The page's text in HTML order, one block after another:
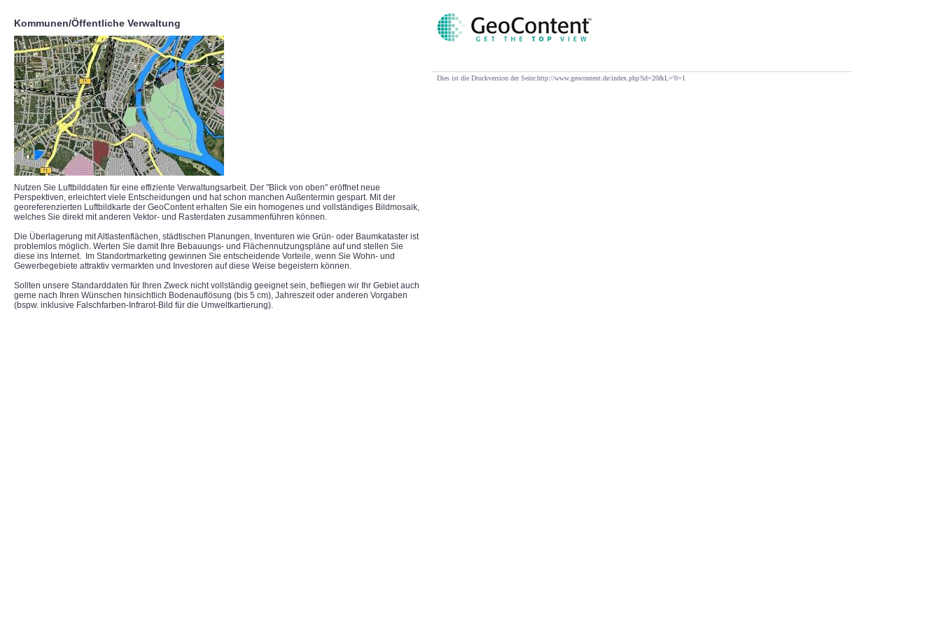
Kommunen/Öffentliche Verwaltung
Nutzen Sie Luftbilddaten für eine effiziente Verwaltungsarbeit. Der "Blick von oben" eröffnet neue
Perspektiven, erleichtert viele Entscheidungen und hat schon manchen Außentermin gespart. Mit der
georeferenzierten Luftbildkarte der GeoContent erhalten Sie ein homogenes und vollständiges Bildmosaik,
welches Sie direkt mit anderen Vektor- und Rasterdaten zusammenführen können.
Die Überlagerung mit Altlastenflächen, städtischen Planungen, Inventuren wie Grün- oder Baumkataster ist
problemlos möglich. Werten Sie damit Ihre Bebauungs- und Flächennutzungspläne auf und stellen Sie
diese ins Internet. Im Standortmarketing gewinnen Sie entscheidende Vorteile, wenn Sie Wohn- und
Gewerbegebiete attraktiv vermarkten und Investoren auf diese Weise begeistern können.
Sollten unsere Standarddaten für Ihren Zweck nicht vollständig geeignet sein, befliegen wir Ihr Gebiet auch
gerne nach Ihren Wünschen hinsichtlich Bodenauflösung (bis 5 cm), Jahreszeit oder anderen Vorgaben
(bspw. inklusive Falschfarben-Infrarot-Bild für die Umweltkartierung).
Dies ist die Druckversion der Seite:http://www.geocontent.de/index.php?id=20&L='0=1